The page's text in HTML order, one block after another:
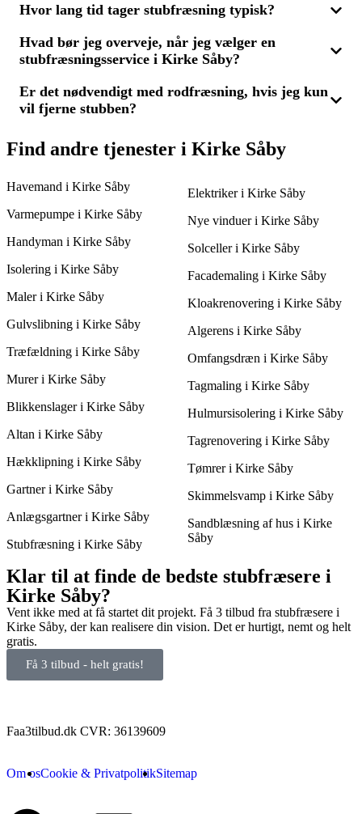
3 tilbud, så du kan vælge den bedste løsning, uanset om du skal
For at få det mest fordelagtige tilbud på stubfræsning i Kirke
Ved at modtage 3 tilbud kan du sammenligne pris, omfang og
kvalitet, hvilket sikrer, at du får den mest økonomiske løsning
Hvor lang tid tager stubfræsning typisk?
Varigheden af en stubfræsning afhænger af antallet og
størrelsen af stubbe. En rutineret fagperson kan ofte nøjes med
præcis tidsangivelse og vurdere, hvilken leverandør der tilbyder
den bedste service til prisen.
Hvad bør jeg overveje, når jeg vælger en
stubfræsningsservice i Kirke Såby?
Før du vælger en stubfræsningsservice i Kirke Såby, bør du
undersøge flere tilbud for at sikre dig den bedste pris og
fræser for at sikre, at du får den mest passende løsning.
Er det nødvendigt med rodfræsning, hvis jeg kun
vil fjerne stubben?
Normalt er rodfræsning ikke nødvendig, hvis du kun ønsker at
fjerne selve stubben, da stubfræsning fjerner den del der er over
rodfræsning være relevant. Indhent 3 tilbud for at finde den
Find andre tjenester i Kirke Såby
Havemand i Kirke Såby
Varmepumpe i Kirke Såby
Handyman i Kirke Såby
Isolering i Kirke Såby
Maler i Kirke Såby
Gulvslibning i Kirke Såby
Træfældning i Kirke Såby
Murer i Kirke Såby
Blikkenslager i Kirke Såby
Altan i Kirke Såby
Hækklipning i Kirke Såby
Gartner i Kirke Såby
Anlægsgartner i Kirke Såby
Stubfræsning i Kirke Såby
Elektriker i Kirke Såby
Nye vinduer i Kirke Såby
Solceller i Kirke Såby
Facademaling i Kirke Såby
Kloakrenovering i Kirke Såby
Algerens i Kirke Såby
Omfangsdræn i Kirke Såby
Tagmaling i Kirke Såby
Hulmursisolering i Kirke Såby
Tagrenovering i Kirke Såby
Tømrer i Kirke Såby
Skimmelsvamp i Kirke Såby
Sandblæsning af hus i Kirke
Såby
Klar til at finde de bedste stubfræsere i
Kirke Såby?
Vent ikke med at få startet dit projekt. Få 3 tilbud fra stubfræsere i
Kirke Såby, der kan realisere din vision. Det er hurtigt, nemt og helt
gratis.
Få 3 tilbud - helt gratis!
Faa3tilbud.dk CVR: 36139609
Om osCookie & PrivatpolitikSitemap